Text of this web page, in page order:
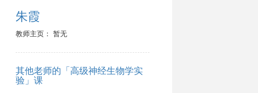
朱霞
教师主页： 暂无
其他老师的「高级神经生物学实
验」课